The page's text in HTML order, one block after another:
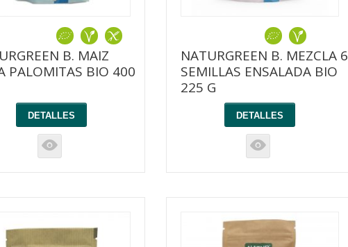
B. MAIZ
PALOMITAS BIO 400
DETALLES
K
NATURGREEN B. MEZCLA 6
SEMILLAS ENSALADA BIO
225 G
DETALLES
K